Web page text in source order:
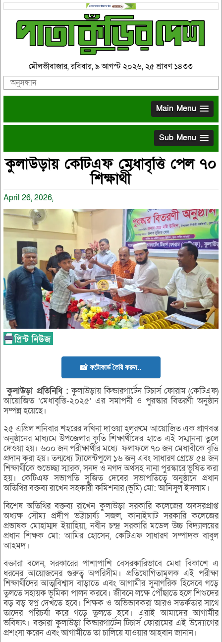
মৌলভীবাজার, রবিবার, ৯ আগস্ট ২০২৬, ২৫ শ্রাবণ ১৪৩৩
Main Menu
Sub Menu
কুলাউড়ায় কেটিএফ মেধাবৃত্তি পেল ৭০
শিক্ষার্থী
April 26, 2026,
📸 ফটোকার্ড তৈরি করুন..
কুলাউড়া প্রতিনিধি : কুলাউড়ায় কিন্ডারগার্টেন টিচার্স ফোরাম (কেটিএফ)
আয়োজিত ‘মেধাবৃত্তি-২০২৫’ এর সমাপনী ও পুরস্কার বিতরণী অনুষ্ঠান
সম্পন্ন হয়েছে।
২৫ এপ্রিল শনিবার শহরের দখিনা দাওয়া হলরুমে আয়োজিত এক প্রাণবন্ত
অনুষ্ঠানের মাধ্যমে উপজেলার কৃতি শিক্ষার্থীদের হাতে এই সম্মাননা তুলে
দেওয়া হয়। ৬০০ জন পরীক্ষার্থীর মধ্যে ফলাফলে ৭০ জন মেধাবীকে বৃত্তি
প্রদান করা হয়। তন্মধ্যে ট্যালেন্টপুলে ১৬ জন এবং সাধারণ গ্রেডে ৫৪ জন
শিক্ষার্থীকে শুভেচ্ছা স্মারক, সনদ ও নগদ অর্থসহ নানা পুরস্কারে ভূষিত করা
হয়। কেটিএফ সভাপতি সুজিত দেবের সভাপতিত্বে অনুষ্ঠানে প্রধান
অতিথির বক্তব্য রাখেন সহকারী কমিশনার (ভূমি) মো: আনিসুল ইসলাম।
বিশেষ অতিথির বক্তব্য রাখেন কুলাউড়া সরকারি কলেজের অবসরপ্রাপ্ত
অধ্যক্ষ সৌম্য প্রদীপ ভট্টাচার্য্য সজল, কানাইঘাট সরকারি কলেজের
প্রভাষক মোহাম্মদ ইয়াহিয়া, নবীন চন্দ্র সরকারি মডেল উচ্চ বিদ্যালয়ের
প্রধান শিক্ষক মো: আমির হোসেন, কেটিএফ সাধারণ সম্পাদক বাবুল
আহমদ।
বক্তারা বলেন, সরকারের পাশাপাশি বেসরকারিভাবে মেধা বিকাশে এ
ধরনের আয়োজনের গুরুত্ব অপরিসীম। প্রতিযোগিতামূলক এই পরীক্ষা
শিক্ষার্থীদের আত্মবিশ্বাস বাড়াতে এবং আগামীর সুনাগরিক হিসেবে গড়ে
তুলতে সহায়ক ভূমিকা পালন করবে। জীবনে লক্ষে পৌঁছাতে হলে শিশুদের
বড় বড় স্বপ্ন দেখতে হবে। শিক্ষক ও অভিভাবকরা আরও সতর্কতার সাথে
তাদের পরিচর্যা করে গড়ে তুলতে হবে। এরাই আমাদের আগামীর
ভবিষ্যৎ। বক্তারা কুলাউড়া কিন্ডারগার্টেন টিচার্স ফোরামের এই উদ্যোগের
প্রশংসা করেন এবং আগামীতে তা চালিয়ে যাওয়ার আহবান জানান।